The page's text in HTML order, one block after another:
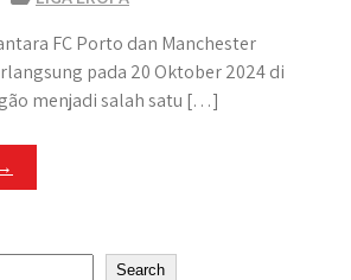
FC Porto dan Manchester
pada 20 Oktober 2024 di
menjadi salah satu […]
Search